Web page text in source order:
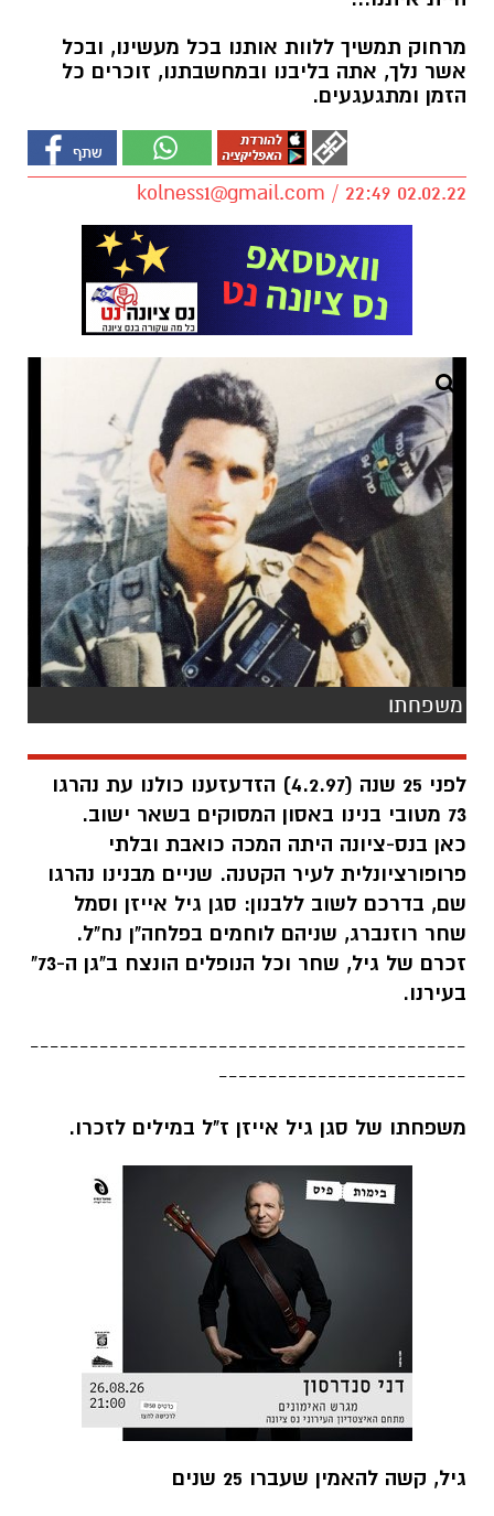
מרחוק תמשיך ללוות אותנו בכל מעשינו, ובכל
אשר נלך, אתה בליבנו ובמחשבתנו, זוכרים כל
הזמן ומתגעגעים.
kolness1@gmail.com / 22:49 02.02.22
משפחתו
לפני 25 שנה (4.2.97) הזדעזענו כולנו עת נהרגו
73 מטובי בנינו באסון המסוקים בשאר ישוב.
כאן בנס-ציונה היתה המכה כואבת ובלתי
פרופורציונלית לעיר הקטנה. שניים מבנינו נהרגו
שם, בדרכם לשוב ללבנון: סגן גיל אייזן וסמל
שחר רוזנברג, שניהם לוחמים בפלחה"ן נח"ל.
זכרם של גיל, שחר וכל הנופלים הונצח ב"גן ה-73"
בעירנו.
--------------------------------------------
-------------------------
משפחתו של סגן גיל אייזן ז"ל במילים לזכרו.
גיל, קשה להאמין שעברו 25 שנים